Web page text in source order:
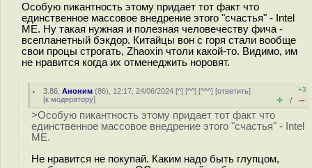
Особую пикантность этому придает тот факт что
единственное массовое внедрение этого "счастья" - Intel
ME. Ну такая нужная и полезная человечеству фича -
всепланетный бэкдор. Китайцы вон с горя стали вообще
свои процы строгать, Zhaoxin чтоли какой-то. Видимо, им
не нравится когда их отменеджить норовят.
3.86 ,Аноним (86), 12:17, 24/06/2024 [^] [^^] [^^^] [ответить]
[к модератору]
+3
+ / –
>Особую пикантность этому придает тот факт что
единственное массовое внедрение этого "счастья" - Intel
ME.
Не нравится не покупай. Каким надо быть глупцом,